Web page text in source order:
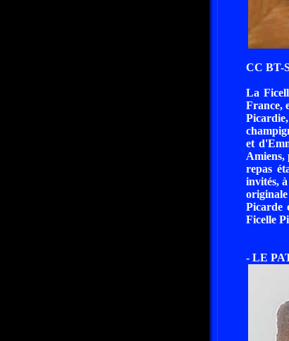
CC BT-
La
France,
et
Amiens,
repas
invités,
Picarde
Ficelle
- LE